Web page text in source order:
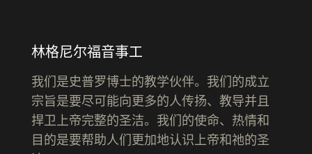
林格尼尔福音事工
我们是史普罗博士的教学伙伴。我们的成立
宗旨是要尽可能向更多的人传扬、教导并且
捍卫上帝完整的圣洁。我们的使命、热情和
目的是要帮助人们更加地认识上帝和祂的圣